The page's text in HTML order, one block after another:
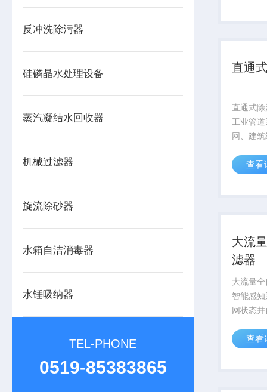
反冲洗除污器
硅磷晶水处理设备
蒸汽凝结水回收器
机械过滤器
旋流除砂器
水箱自洁消毒器
水锤吸纳器
TEL-PHONE
0519-85383865
直通
直通式
工业管
网、建
在工业
蚀；在
查看
大流
滤器
大流量
智能感
网状态
用于工
查看